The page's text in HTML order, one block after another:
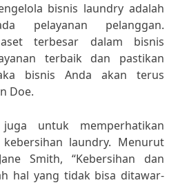
bisnis laundry adalah
pelayanan pelanggan.
terbesar dalam bisnis
terbaik dan pastikan
bisnis Anda akan terus
Doe.
untuk memperhatikan
laundry. Menurut
Smith, “Kebersihan dan
hal yang tidak bisa ditawar-